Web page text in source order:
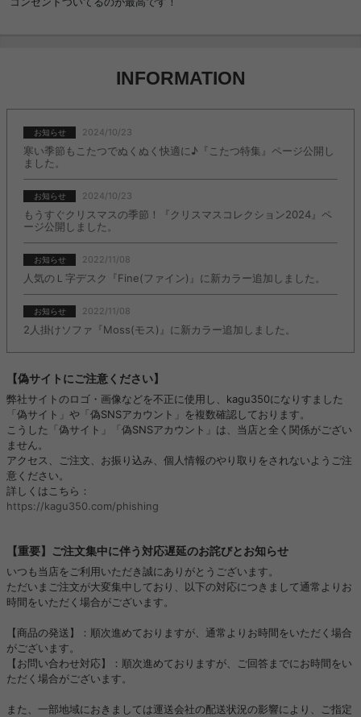
INFORMATION
お知らせ 2024/10/23
寒い季節もこたつでぬくぬく快適に♪『こたつ特集』ページ公開し
ました。
お知らせ 2024/10/23
もうすぐクリスマスの季節！『クリスマスコレクション2024』ペ
ージ公開しました。
お知らせ 2022/11/08
人気のＬ字デスク『Fine(ファイン)』に新カラー追加しました。
お知らせ 2022/11/08
2人掛けソファ『Moss(モス)』に新カラー追加しました。
【偽サイトにご注意ください】
弊社サイトのロゴ・画像などを不正に使用し、kagu350になりすました
「偽サイト」や「偽SNSアカウント」を複数確認しております。
こうした「偽サイト」「偽SNSアカウント」は、当店と全く関係がござい
ません。
アクセス、ご注文、お振り込み、個人情報のやり取りをされないようご注
意ください。
詳しくはこちら：
https://kagu350.com/phishing
【重要】ご注文集中に伴う対応遅延のお詫びとお知らせ
いつも当店をご利用いただき誠にありがとうございます。
ただいまご注文が大変集中しており、以下の対応につきまして通常よりお
時間をいただく場合がございます。
【商品の発送】：順次進めておりますが、通常よりお時間をいただく場合
がございます。
【お問い合わせ対応】：順次進めておりますが、ご回答までにお時間をい
ただく場合がございます。
また、一部地域におきましては運送会社の配送状況の影響により、ご指定